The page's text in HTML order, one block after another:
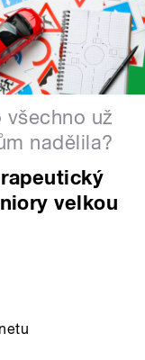
všechno už
nadělila?
velkou